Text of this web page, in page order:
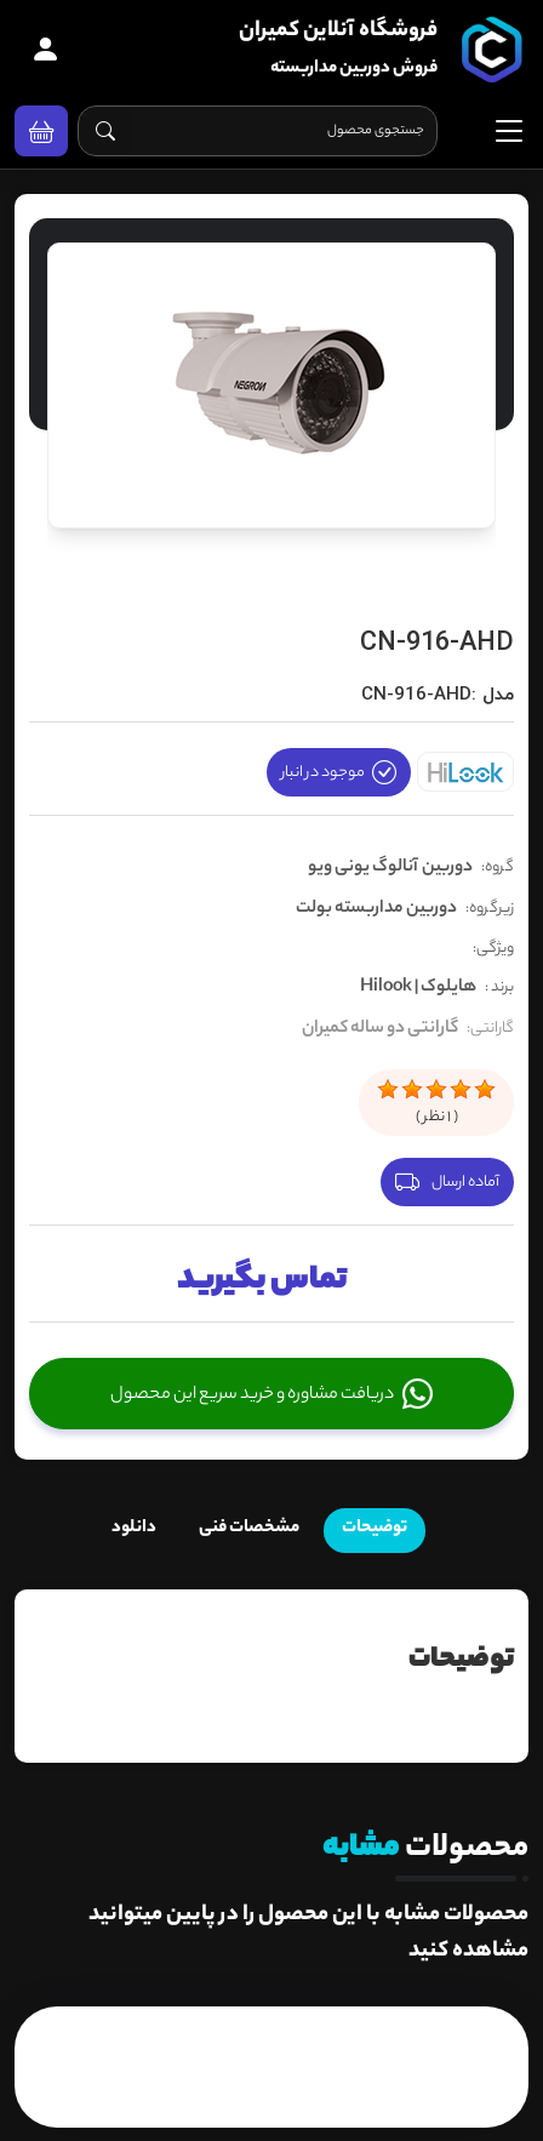
فروشگاه آنلاین کمیران
فروش دوربین مداربسته
CN-916-AHD
مدل :CN-916-AHD
موجود در انبار
گروه: دوربین آنالوگ یونی ویو
زیرگروه: دوربین مداربسته بولت
ویژگی:
برند : هایلوک | Hilook
گارانتی: گارانتی دو ساله کمیران
(
1نظر )
آماده ارسال
تماس بگیرید
دریافت مشاوره و خرید سریع این محصول
توضیحات مشخصات فنی دانلود
توضیحات
محصولاتمشابه
محصولات مشابه با این محصول را در پایین میتوانید
مشاهده کنید